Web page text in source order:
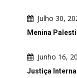
Julho 30,
Menina
Junho 16,
Justiça